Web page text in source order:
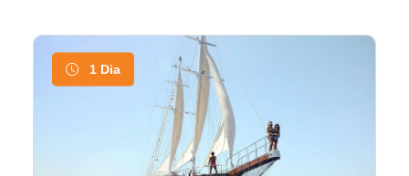
1 Dia